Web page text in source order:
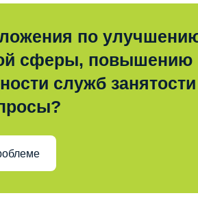
по
сферы, повышению
служб